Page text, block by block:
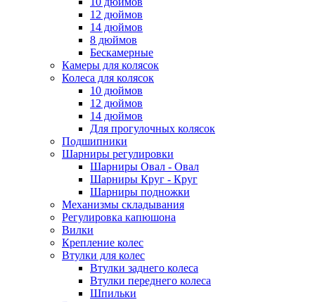
12 дюймов
14 дюймов
8 дюймов
Бескамерные
Камеры для колясок
Колеса для колясок
10 дюймов
12 дюймов
14 дюймов
Для прогулочных колясок
Подшипники
Шарниры регулировки
Шарниры Овал - Овал
Шарниры Круг - Круг
Шарниры подножки
Механизмы складывания
Регулировка капюшона
Вилки
Крепление колес
Втулки для колес
Втулки заднего колеса
Втулки переднего колеса
Шпильки